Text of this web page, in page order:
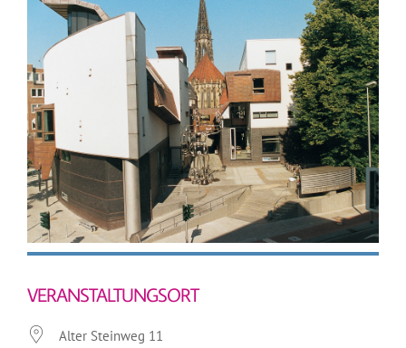
VERANSTALTUNGSORT
Alter Steinweg 11